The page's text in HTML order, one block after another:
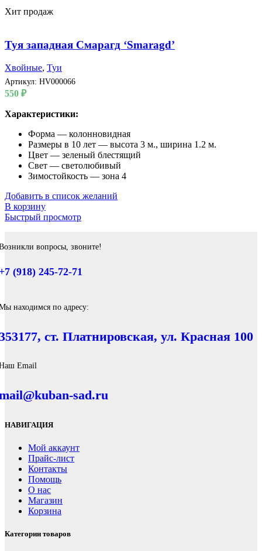
Хит продаж
Туя западная Смарагд ‘Smaragd’
Хвойные, Туи
Артикул: HV000066
550 ₽
Характеристики:
Форма — колонновидная
Размеры в 10 лет — высота 3 м., ширина 1.2 м.
Цвет — зеленый блестящий
Свет — светолюбивый
Зимостойкость — зона 4
Добавить в список желаний
В корзину
Быстрый просмотр
вопросы, звоните!
(918) 245-72-71
находимся по адресу:
ст. Платнировская, ул. Красная 100
Email
sad.ru
НАВИГАЦИЯ
Мой аккаунт
Прайс-лист
Контакты
Помощь
О нас
Магазин
Корзина
Категории товаров